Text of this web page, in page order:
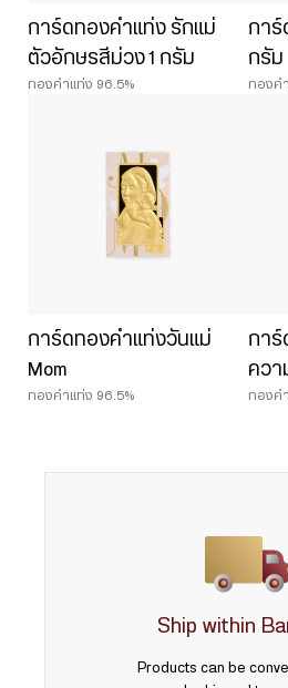
การ์ดทองคำแท่ง รักแม่
ตัวอักษรสีม่วง 1 กรัม
ทองคำแท่ง 96.5%
การ์
กรัม
ทองค
การ์ดทองคำแท่งวันแม่
Mom
ทองคำแท่ง 96.5%
การ์
ควา
ทองค
Ship within
Products can be